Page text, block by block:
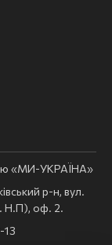
«МИ-УКРАЇНА»
р-н, вул.
Н.П), оф. 2.